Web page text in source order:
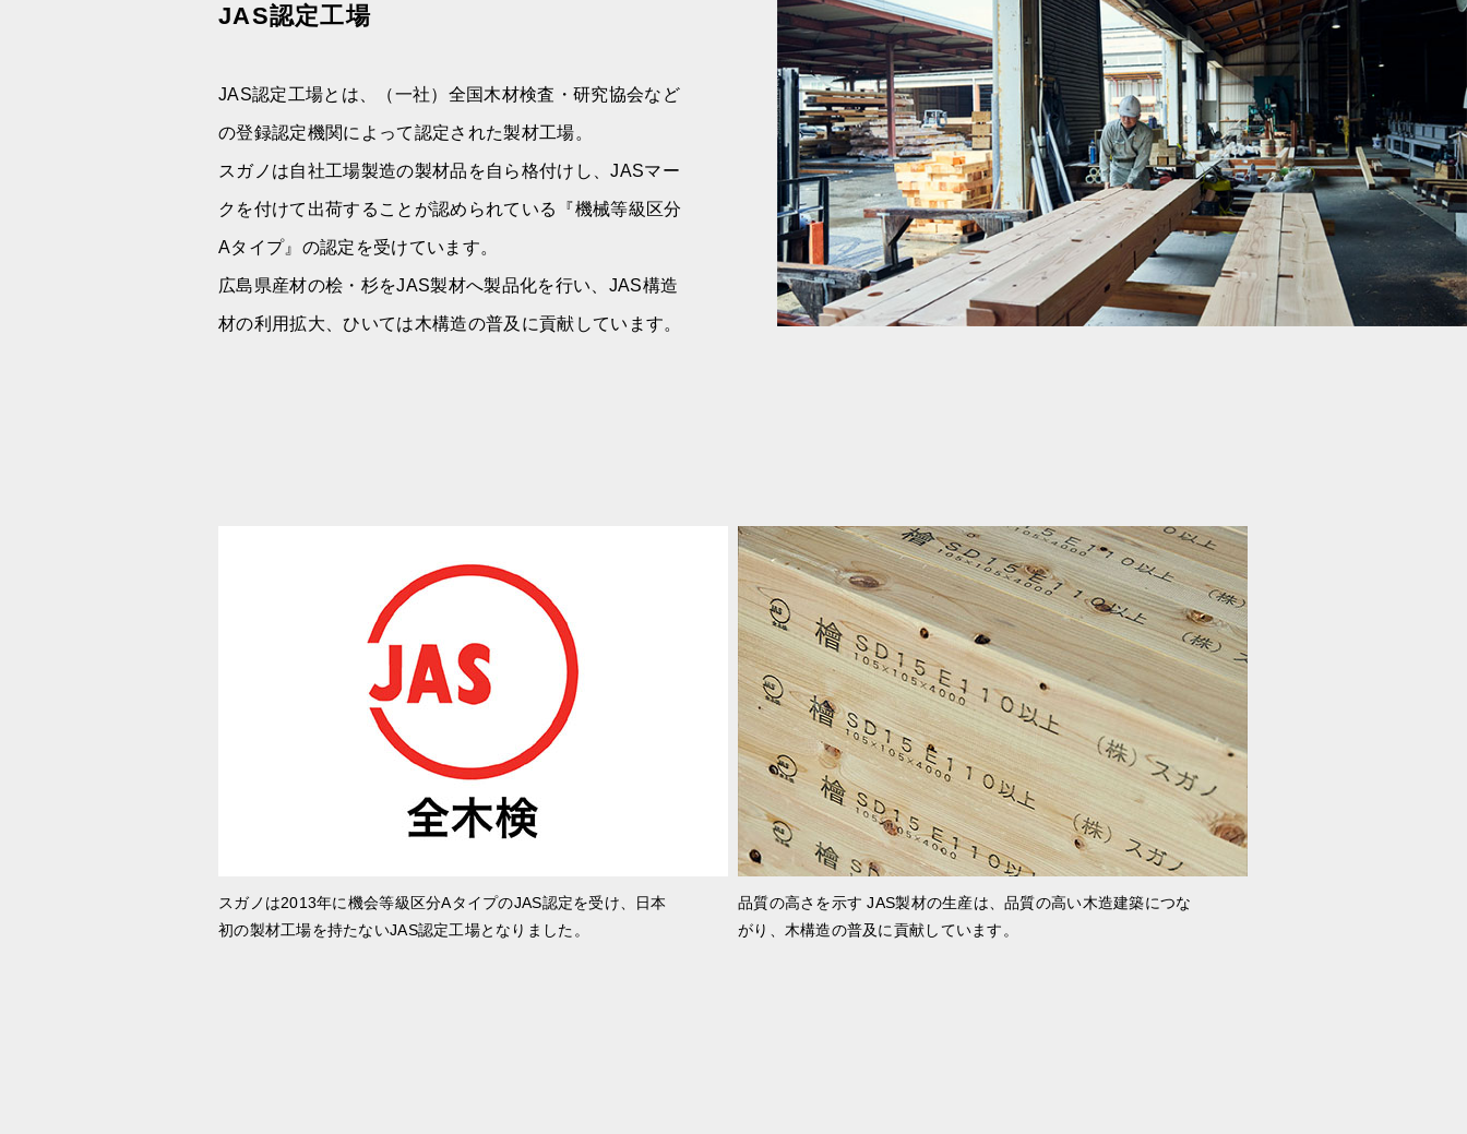
JAS認定工場
JAS認定工場とは、（一社）全国木材検査・研究協会など
の登録認定機関によって認定された製材工場。
スガノは自社工場製造の製材品を自ら格付けし、JASマー
クを付けて出荷することが認められている『機械等級区分
Aタイプ』の認定を受けています。
広島県産材の桧・杉をJAS製材へ製品化を行い、JAS構造
材の利用拡大、ひいては木構造の普及に貢献しています。
スガノは2013年に機会等級区分AタイプのJAS認定を受け、日本
初の製材工場を持たないJAS認定工場となりました。
品質の高さを示す JAS製材の生産は、品質の高い木造建築につな
がり、木構造の普及に貢献しています。